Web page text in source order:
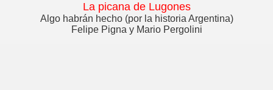
La picana de Lugones
Algo habrán hecho (por la historia Argentina)
Felipe Pigna y Mario Pergolini